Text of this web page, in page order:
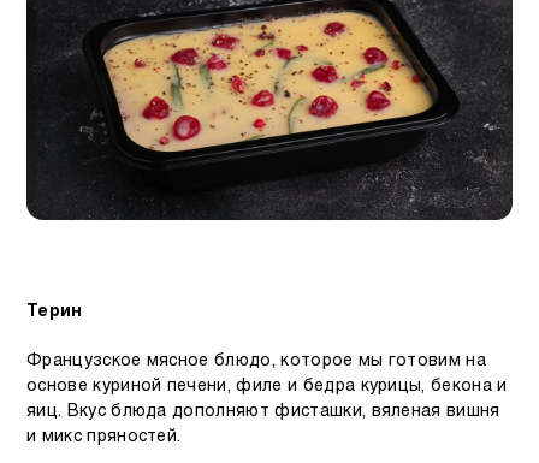
Терин
Французское мясное блюдо, которое мы готовим на
основе куриной печени, филе и бедра курицы, бекона и
яиц. Вкус блюда дополняют фисташки, вяленая вишня
и микс пряностей.